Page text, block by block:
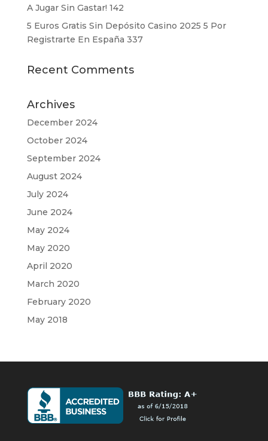
A Jugar Sin Gastar! 142
5 Euros Gratis Sin Depósito Casino 2025 5 Por
Registrarte En España 337
Recent Comments
Archives
December 2024
October 2024
September 2024
August 2024
July 2024
June 2024
May 2024
May 2020
April 2020
March 2020
February 2020
May 2018